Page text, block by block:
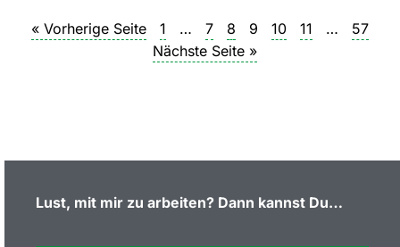
« Vorherige Seite 1 … 7 8 9 10 11 …
57
Nächste Seite »
Lust, mit mir zu arbeiten? Dann kannst Du…